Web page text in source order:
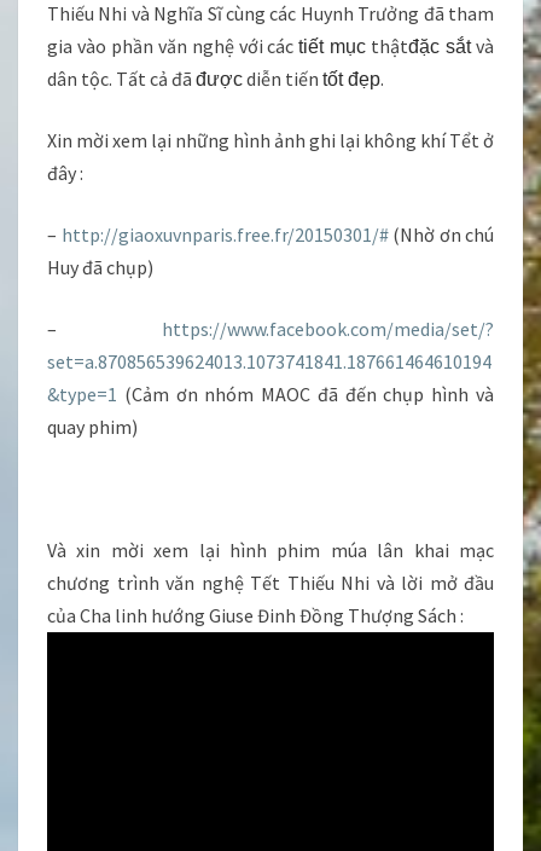
Thiếu Nhi và Nghĩa Sĩ cùng các Huynh Trưởng đã tham
gia vào phần văn nghệ với cáctiết mục thậtđặc sắtvà
dân tộc. Tất cả đã đượcdiễn tiến tốt đẹp.
Xin mời xem lại những hình ảnh ghi lại không khí Tểt ở
đây :
– http://giaoxuvnparis.free.fr/20150301/#(Nhờ ơn chú
Huy đã chụp)
– https://www.facebook.com/media/set/?
set=a.870856539624013.1073741841.187661464610194
&type=1 (Cảm ơn nhóm MAOC đã đến chụp hình và
quay phim)
Và xin mời xem lại hình phim múa lân khai mạc
chương trình văn nghệ Tết Thiếu Nhi và lời mở đầu
của Cha linh hướng Giuse Đinh Đồng Thượng Sách :